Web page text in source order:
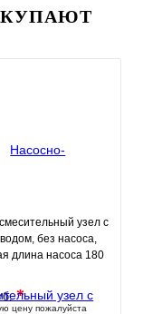
узел с
без насоса,
длина насоса 180
*
цену пожалуйста